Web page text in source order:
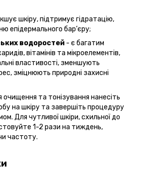
шкіру, підтримує гідратацію,
епідермального бар’єру;
водоростей - є багатим
вітамінів та мікроелементів,
властивості, зменшують
зміцнюють природні захисні
очищення та тонізування нанесіть
на шкіру та завершіть процедуру
Для чутливої шкіри, схильної до
1-2 рази на тиждень,
частоту.